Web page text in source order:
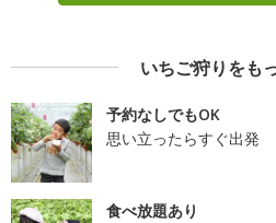
いちご狩りをも
予約なしでもOK
思い立ったらすぐ出発
食べ放題あり